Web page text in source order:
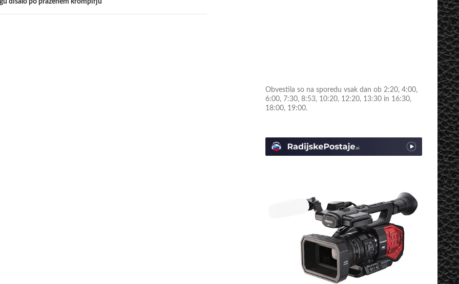
dišalo po praženem krompirju
Obvestila so na sporedu vsak dan ob 2:20, 4:00,
6:00, 7:30, 8:53, 10:20, 12:20, 13:30 in 16:30,
18:00, 19:00.